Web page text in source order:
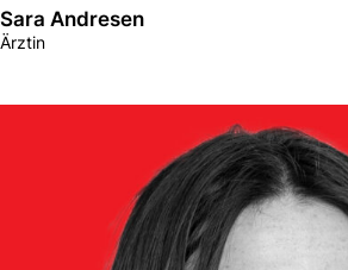
Sara Andresen
Ärztin